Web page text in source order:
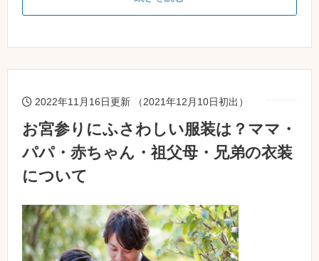
2022年11月16日更新 （2021年12月10日初出）
お宮参りにふさわしい服装は？ママ・
パパ・赤ちゃん・祖父母・兄弟の衣装
について